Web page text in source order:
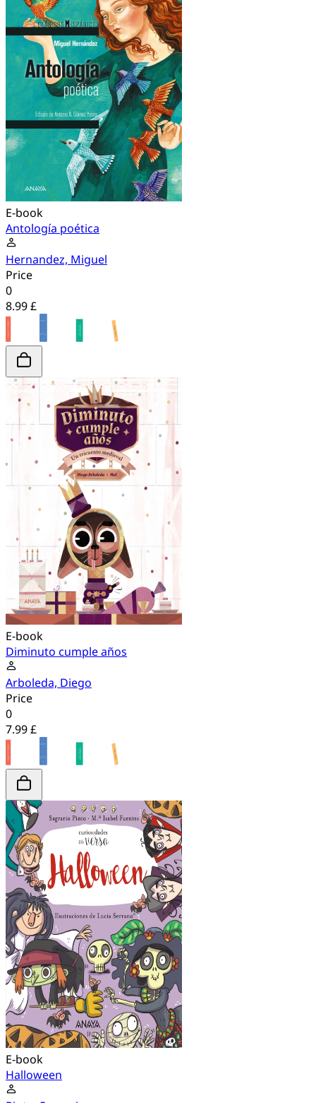
E-book
Antología poética
Hernandez, Miguel
Price
0
8.99 £
E-book
Diminuto cumple años
Arboleda, Diego
Price
0
7.99 £
E-book
Halloween